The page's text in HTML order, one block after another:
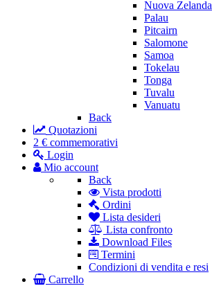
Nuova Zelanda
Palau
Pitcairn
Salomone
Samoa
Tokelau
Tonga
Tuvalu
Vanuatu
Back
Quotazioni
2 € commemorativi
Login
Mio account
Back
Vista prodotti
Ordini
Lista desideri
Lista confronto
Download Files
Termini
Condizioni di vendita e resi
Carrello